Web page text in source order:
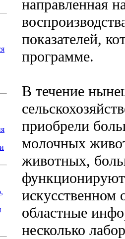
направленная
показателей,
программе.
В течение
приобрели
молочных
животных,
искусственном
областные
несколько